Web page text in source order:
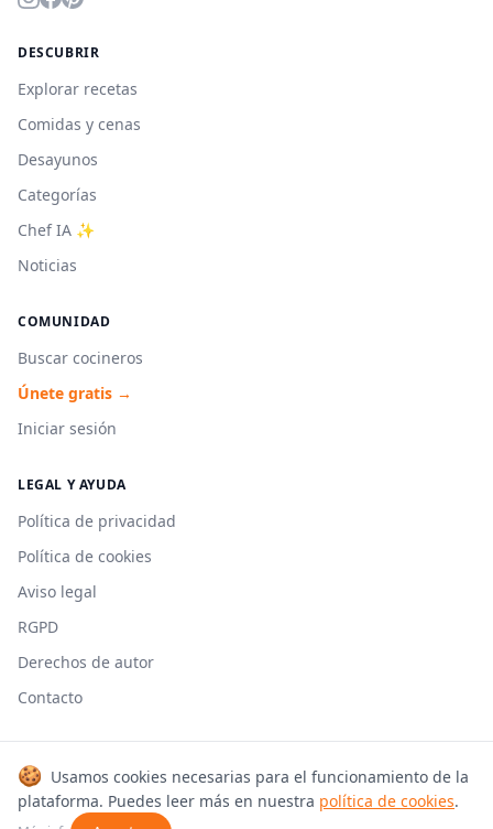
DESCUBRIR
Explorar recetas
Comidas y cenas
Desayunos
Categorías
Chef IA ✨
Noticias
COMUNIDAD
Buscar cocineros
Únete gratis →
Iniciar sesión
LEGAL Y AYUDA
Política de privacidad
Política de cookies
Aviso legal
RGPD
Derechos de autor
Contacto
© 2026 Cookmonkeys. Todos los derechos reservados.
Hecho con 🍳 en España
🍪 Usamos cookies necesarias para el funcionamiento de la
plataforma. Puedes leer más en nuestra política de cookies.